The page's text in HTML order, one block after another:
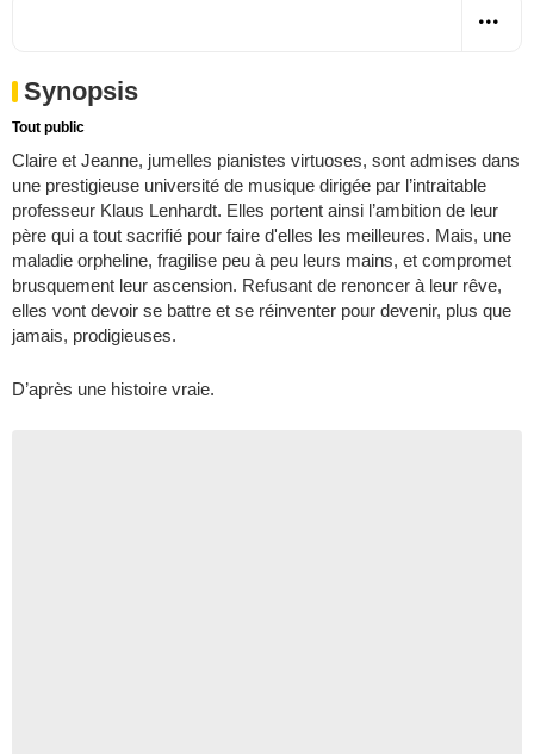
Synopsis
Tout public
Claire et Jeanne, jumelles pianistes virtuoses, sont admises dans
une prestigieuse université de musique dirigée par l’intraitable
professeur Klaus Lenhardt. Elles portent ainsi l’ambition de leur
père qui a tout sacrifié pour faire d'elles les meilleures. Mais, une
maladie orpheline, fragilise peu à peu leurs mains, et compromet
brusquement leur ascension. Refusant de renoncer à leur rêve,
elles vont devoir se battre et se réinventer pour devenir, plus que
jamais, prodigieuses.
D’après une histoire vraie.